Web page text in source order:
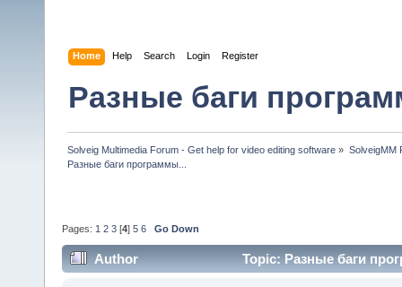
Home Help Search Login Register
Разные баги
Solveig Multimedia Forum - Get help for video editing software » SolveigMM
Разные баги программы...
Pages: 1 2 3 [4] 5 6 Go Down
Author Topic: Разные баги